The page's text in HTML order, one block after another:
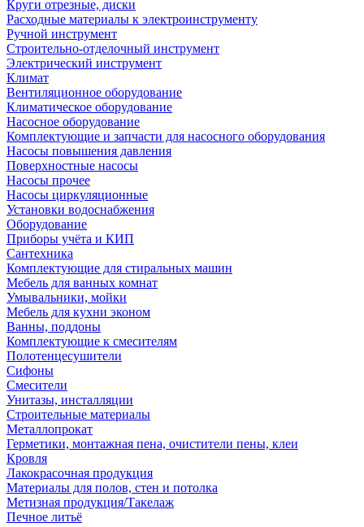
Круги отрезные, диски
Расходные материалы к электроинструменту
Ручной инструмент
Строительно-отделочный инструмент
Электрический инструмент
Климат
Вентиляционное оборудование
Климатическое оборудование
Насосное оборудование
Комплектующие и запчасти для насосного оборудования
Насосы повышения давления
Поверхностные насосы
Насосы прочее
Насосы циркуляционные
Установки водоснабжения
Оборудование
Приборы учёта и КИП
Сантехника
Комплектующие для стиральных машин
Мебель для ванных комнат
Умывальники, мойки
Мебель для кухни эконом
Ванны, поддоны
Комплектующие к смесителям
Полотенцесушители
Сифоны
Смесители
Унитазы, инсталляции
Строительные материалы
Металлопрокат
Герметики, монтажная пена, очистители пены, клеи
Кровля
Лакокрасочная продукция
Материалы для полов, стен и потолка
Метизная продукция/Такелаж
Печное литьё